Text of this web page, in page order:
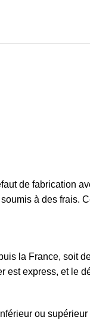
de fabrication
à des frais.
la France, soit
express, et le
ou